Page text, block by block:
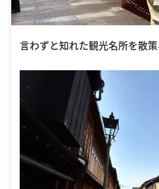
言わずと知れた観光名所を散策